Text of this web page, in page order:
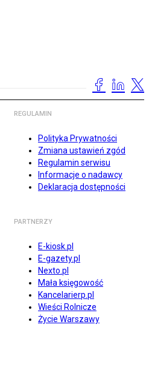
REGULAMIN
Polityka Prywatności
Zmiana ustawień zgód
Regulamin serwisu
Informacje o nadawcy
Deklaracja dostępności
PARTNERZY
E-kiosk.pl
E-gazety.pl
Nexto.pl
Mała księgowość
Kancelarierp.pl
Wieści Rolnicze
Życie Warszawy